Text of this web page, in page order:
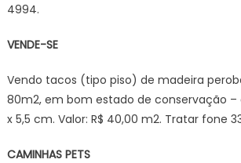
4994.
VENDE-SE
Vendo tacos (tipo piso) de madeira
80m2, em bom estado de conservação –
x 5,5 cm. Valor: R$ 40,00 m2. Tratar fone
CAMINHAS PETS